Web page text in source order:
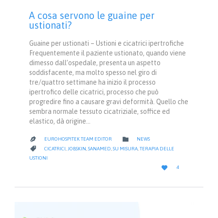
A cosa servono le guaine per
ustionati?
Guaine per ustionati – Ustioni e cicatrici ipertrofiche
Frequentemente il paziente ustionato, quando viene
dimesso dall’ospedale, presenta un aspetto
soddisfacente, ma molto spesso nel giro di
tre/quattro settimane ha inizio il processo
ipertrofico delle cicatrici, processo che può
progredire fino a causare gravi deformità. Quello che
sembra normale tessuto cicatriziale, soffice ed
elastico, dà origine…
 EUROHOSPITEK TEAM EDITOR  CATEGORY
NEWS
 CATEGORY
CICATRICI JOBSKIN SANAMED SU MISURA TERAPIA DELLE
USTIONI

LOVE
4